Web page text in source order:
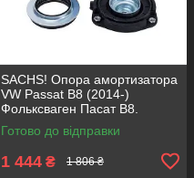
SACHS! Опора амортизатора
VW Passat B8 (2014-)
Фольксваген Пасат B8.
Передня. 803024 , KB657.27 ,
VKDA35167
Готово до відправки
1 444 ₴ 1 806 ₴